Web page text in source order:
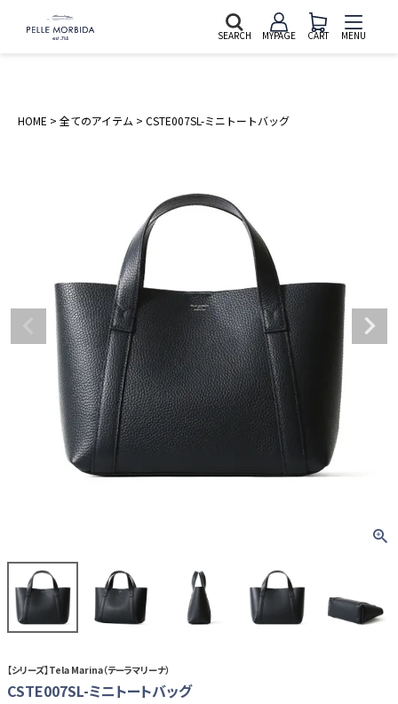
SEARCH MYPAGE CART MENU
HOME 全てのアイテム CSTE007SL-ミニトートバッグ
【シリーズ】Tela Marina（テーラマリーナ）
CSTE007SL-ミニトートバッグ